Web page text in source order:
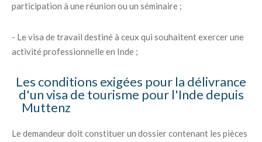
participation à une réunion ou un séminaire ;
- Le visa de travail destiné à ceux qui souhaitent exercer une
activité professionnelle en Inde ;
Les conditions exigées pour la délivrance
d'un visa de tourisme pour l'Inde depuis
Muttenz
Le demandeur doit constituer un dossier contenant les pièces